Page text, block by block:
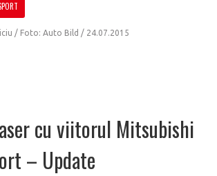
/ Foto: Auto Bild / 24.07.2015
cu viitorul Mitsubishi
– Update